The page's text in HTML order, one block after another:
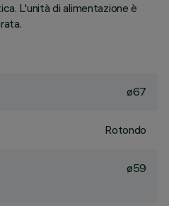
L'unità di alimentazione è
ø67
Rotondo
ø59